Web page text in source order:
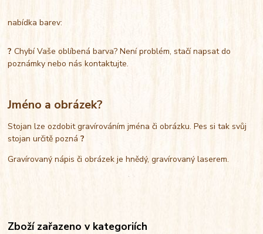
nabídka barev:
?Chybí Vaše oblíbená barva? Není problém, stačí napsat do
poznámky nebo nás kontaktujte.
Jméno a obrázek?
Stojan lze ozdobit gravírováním jména či obrázku. Pes si tak svůj
stojan určitě pozná?
Gravírovaný nápis či obrázek je hnědý, gravírovaný laserem.
Zboží zařazeno v kategoriích